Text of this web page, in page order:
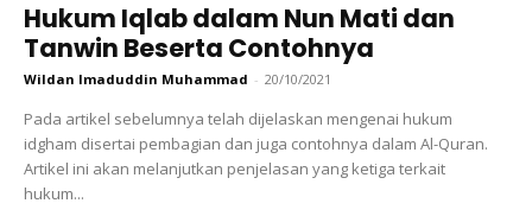
Hukum Iqlab dalam Nun Mati dan
Tanwin Beserta Contohnya
Wildan Imaduddin Muhammad - 20/10/2021
Pada artikel sebelumnya telah dijelaskan mengenai hukum
idgham disertai pembagian dan juga contohnya dalam Al-Quran.
Artikel ini akan melanjutkan penjelasan yang ketiga terkait
hukum...